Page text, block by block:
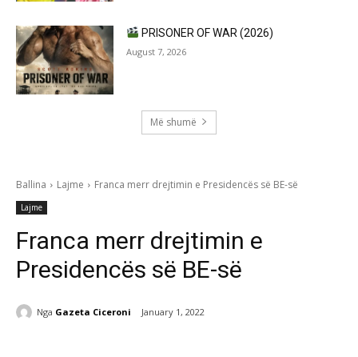
PRISONER OF WAR (2026)
August 7, 2026
Më shumë